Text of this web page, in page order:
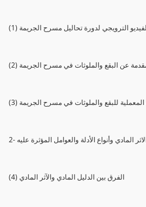
الفيديو الترويجي لدورة تحاليل مسرح الجريمة
مقدمة عن البقع والملوثات في مسرح الجريمة
المعملية للبقع والملوثات في مسرح الجريمة
المادي وأنواع الأدلة والعوامل المؤثرة عليه
(4) الفرق بين الدليل المادي والآثر المادي